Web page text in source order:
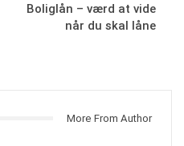
Boliglån – værd at vide
når du skal låne
More From Author